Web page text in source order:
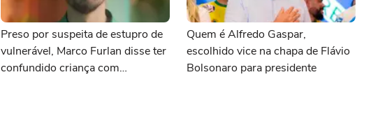
Preso por suspeita de estupro de
vulnerável, Marco Furlan disse ter
confundido criança com
Quem é Alfredo Gaspar,
escolhido vice na chapa de Flávio
Bolsonaro para presidente